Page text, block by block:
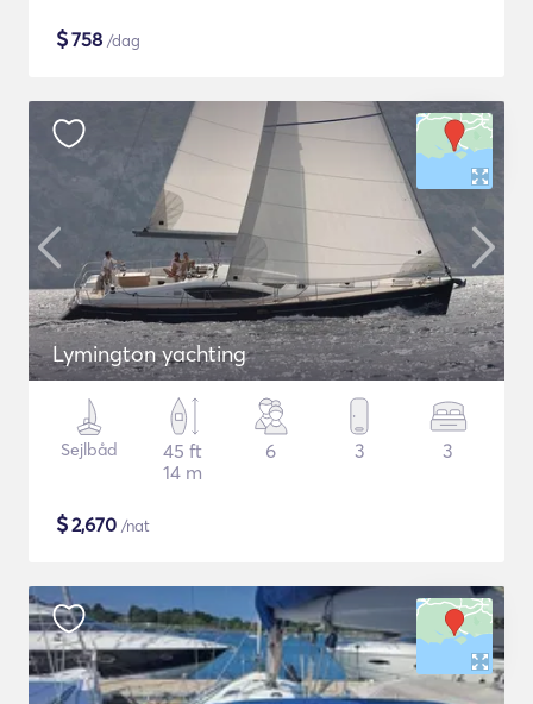
$758 /dag
Lymington yachting
Sejlbåd
45 ft
14 m
6 3 3
$2,670 /nat